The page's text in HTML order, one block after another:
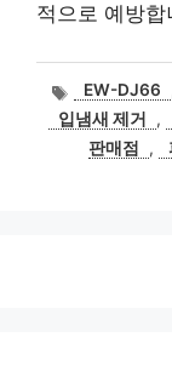
적으로 예방
태
그
EW-DJ66
입냄새 제거
,
판매점
,